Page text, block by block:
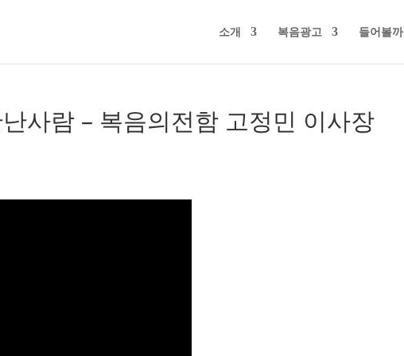
소개 복음광고 들어볼까
사람 – 복음의전함 고정민 이사장